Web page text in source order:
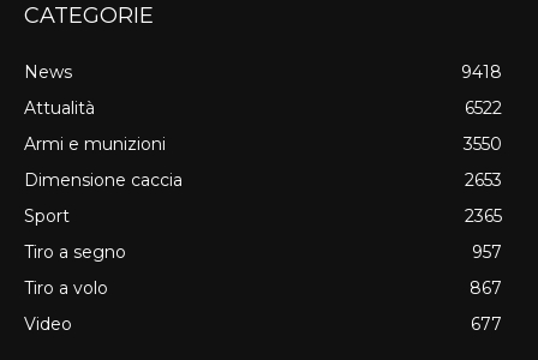
CATEGORIE
News
9418
Attualità
6522
Armi e munizioni
3550
Dimensione caccia
2653
Sport
2365
Tiro a segno
957
Tiro a volo
867
Video
677